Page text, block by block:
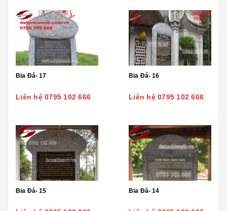
Bia Đá- 17
Liên hệ 0795 102 666
Bia Đá- 16
Liên hệ 0795 102 666
Bia Đá- 15 Bia Đá- 14